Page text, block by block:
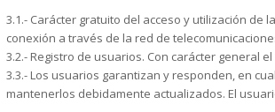
3.1.- Carácter gratuito del acceso y utilización de
conexión a través de la red de
3.2.- Registro de usuarios. Con carácter general
3.3.- Los usuarios garantizan y responden, en
mantenerlos debidamente actualizados. El